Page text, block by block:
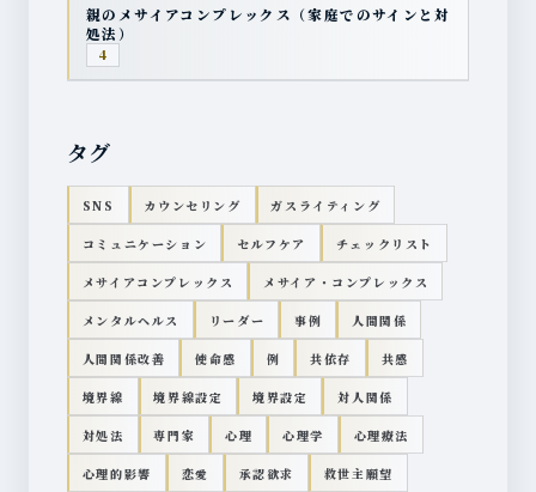
親のメサイアコンプレックス（家庭でのサインと対
処法）
4
タグ
SNS カウンセリング ガスライティング
コミュニケーション セルフケア チェックリスト
メサイアコンプレックス メサイア・コンプレックス
メンタルヘルス リーダー 事例 人間関係
人間関係改善 使命感 例 共依存 共感
境界線 境界線設定 境界設定 対人関係
対処法 専門家 心理 心理学 心理療法
心理的影響 恋愛 承認欲求 救世主願望